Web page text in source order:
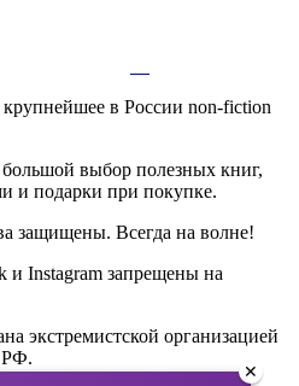
в России non-fiction
выбор полезных книг,
и подарки при покупке.
защищены. Всегда на волне!
и Instagram запрещены на
экстремистской организацией
РФ.
✕